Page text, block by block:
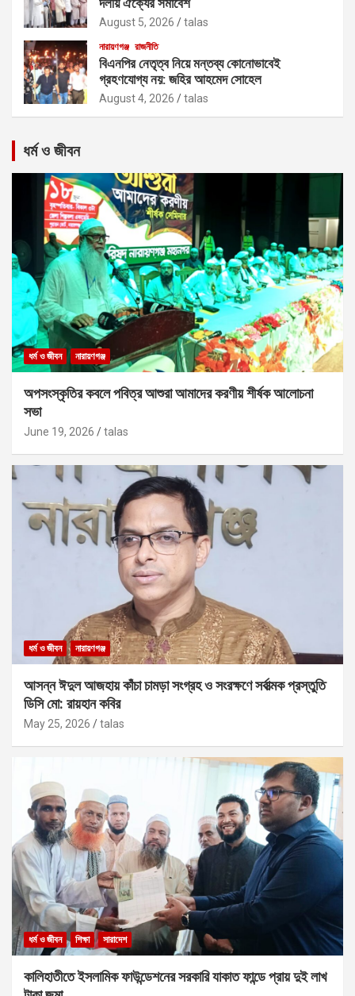
August 5, 2026 talas
নারায়ণগঞ্জ রাজনীতি
বিএনপির নেতৃত্ব নিয়ে মন্তব্য কোনোভাবেই
গ্রহণযোগ্য নয়: জহির আহমেদ সোহেল
August 4, 2026 talas
ধর্ম ও জীবন
ধর্ম ও জীবন নারায়ণগঞ্জ
অপসংস্কৃতির কবলে পবিত্র আশুরা আমাদের করণীয় শীর্ষক আলোচনা
সভা
June 19, 2026 talas
ধর্ম ও জীবন নারায়ণগঞ্জ
আসন্ন ঈদুল আজহায় কাঁচা চামড়া সংগ্রহ ও সংরক্ষণে সর্বাত্মক প্রস্তুতি
ডিসি মো: রায়হান কবির
May 25, 2026 talas
ধর্ম ও জীবন শিক্ষা সারাদেশ
কালিহাতীতে ইসলামিক ফাউন্ডেশনের সরকারি যাকাত ফান্ডে প্রায় দুই লাখ